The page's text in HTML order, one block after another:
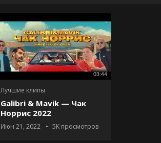
03:44
Лучшие клипы
Galibri & Mavik — Чак
Норрис 2022
Июн 21, 2022 5K просмотров